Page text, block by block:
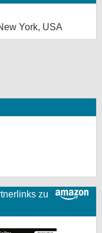
York, USA
zu